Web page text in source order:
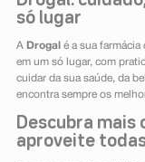
só lugar
A Drogal é a sua
em um só lugar, com
cuidar da sua saúde, da
encontra sempre os
Descubra mais
aproveite